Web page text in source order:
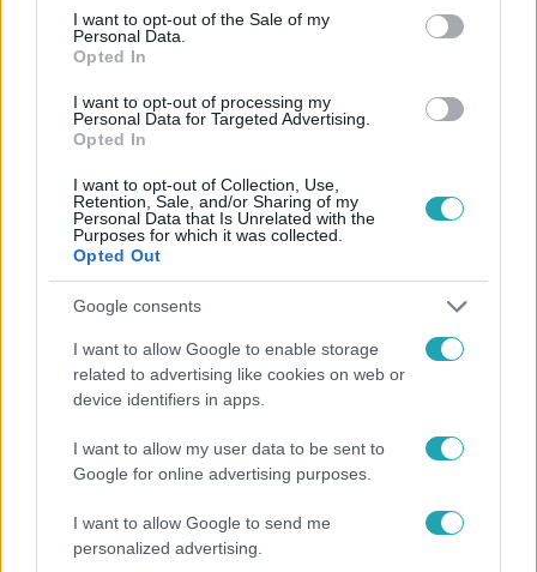
consent section.
I want to opt-out of the Sale of my
Personal Data.
Opted In
I want to opt-out of processing my
Personal Data for Targeted Advertising.
Opted In
I want to opt-out of Collection, Use,
Retention, Sale, and/or Sharing of my
Personal Data that Is Unrelated with the
Purposes for which it was collected.
Opted Out
Google consents
I want to allow Google to enable storage
related to advertising like cookies on web or
device identifiers in apps.
I want to allow my user data to be sent to
Google for online advertising purposes.
I want to allow Google to send me
personalized advertising.
KOCSIS ALEXANDRA FITNESZMODELL
Népszerű